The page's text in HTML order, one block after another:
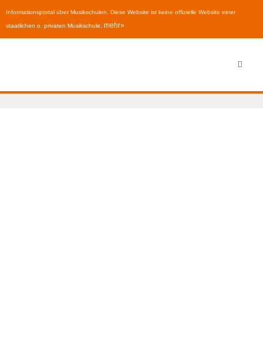
Informationsportal über Musikschulen. Diese Website ist keine offizielle Website einer
staatlichen o. privaten Musikschule. mehr»